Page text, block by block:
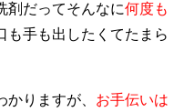
剤だってそんなに何度も
も手も出したくてたまら
りますが、 お手伝いは